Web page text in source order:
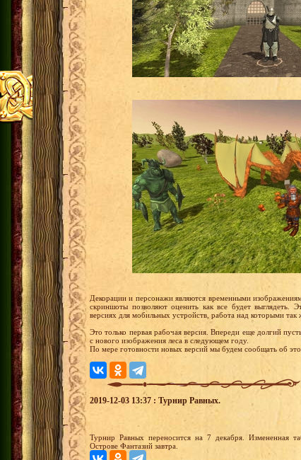
Декорации и персонажи являются временными
скриншоты позволяют оценить как все будет
версиях для мобильных устройств, работа над которыми так
Это только первая рабочая версия. Впереди еще долгий
с нового изображения леса в следующем году.
По мере готовности новых версий мы будем сообщать об
2019-12-03 13:37 : Турнир Равных.
Турнир Равных переносится на 7 декабря. Измененная
Острове Фантазий завтра.